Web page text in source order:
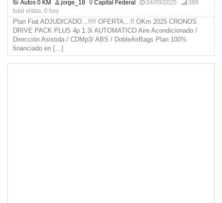
Autos 0 KM jorge_18 Capital Federal 04/09/2025
389
total vistas, 0 hoy
Plan Fiat ADJUDICADO…!!!! OFERTA…!! OKm 2025 CRONOS
DRIVE PACK PLUS 4p 1.3i AUTOMATICO Aire Acondicionado /
Dirección Asistida / CDMp3/ ABS / DobleAirBags Plan 100%
financiado en […]